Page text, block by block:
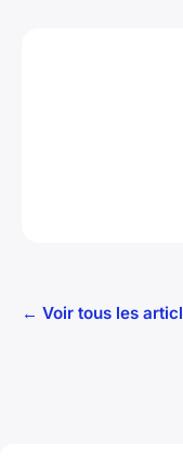
← Voir tous les